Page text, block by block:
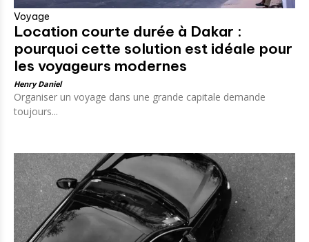
Voyage
Location courte durée à Dakar :
pourquoi cette solution est idéale pour
les voyageurs modernes
Henry Daniel
Organiser un voyage dans une grande capitale demande
toujours...